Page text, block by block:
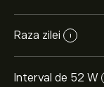
Raza zilei i
Interval de 52 W